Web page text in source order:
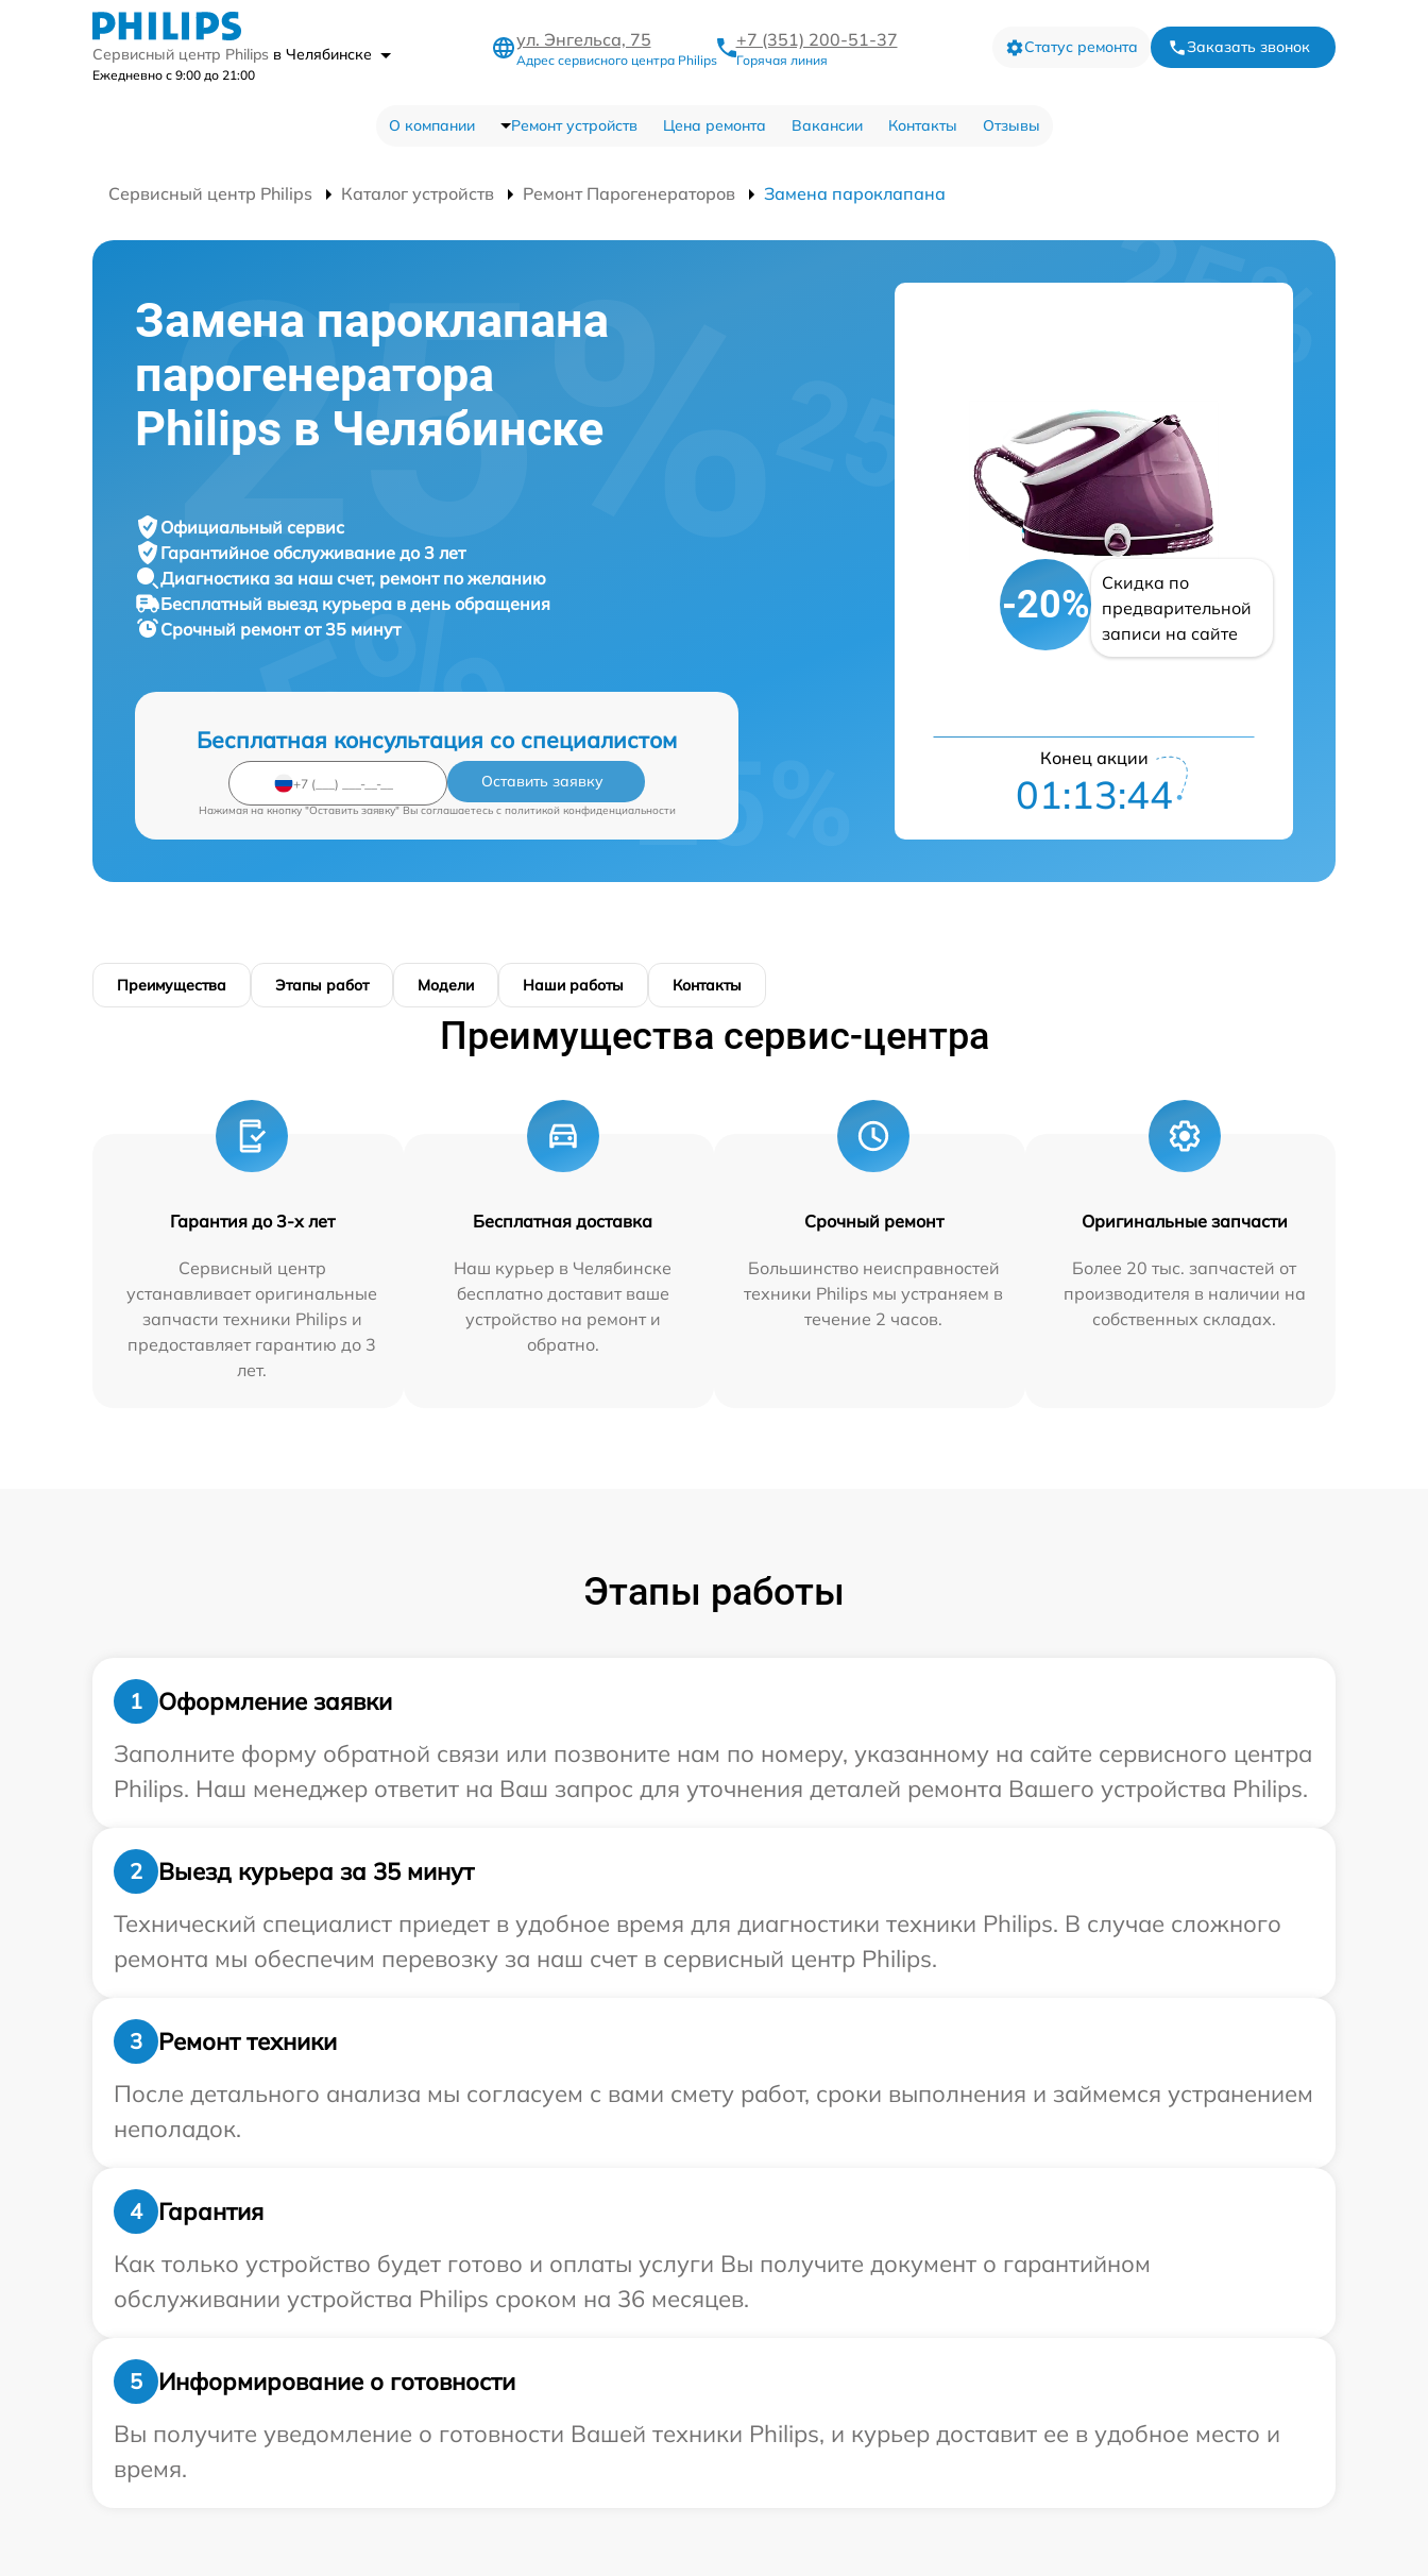
Сервисный центр Philips в Челябинске
Ежедневно с 9:00 до 21:00
ул. Энгельса, 75
Адрес сервисного центра Philips
+7 (351) 200-51-37
Горячая линия
Статус ремонта Заказать звонок
О компании Ремонт устройств Цена ремонта Вакансии Контакты Отзывы
Сервисный центр Philips Каталог устройств Ремонт Парогенераторов Замена пароклапана
Замена пароклапана
парогенератора
Philips в Челябинске
Официальный сервис
Гарантийное обслуживание до 3 лет
Диагностика за наш счет, ремонт по желанию
Бесплатный выезд курьера в день обращения
Срочный ремонтот 35 минут
Бесплатная консультация со специалистом
Оставить заявку
Нажимая на кнопку "Оставить заявку" Вы соглашаетесь c политикой конфиденциальности
-20%
Скидка по
предварительной
записи на сайте
Конец акции
01:13:43
Преимущества Этапы работ Модели Наши работы Контакты
Преимущества сервис-центра
Гарантия до 3-х лет
Сервисный центр
устанавливает оригинальные
запчасти техники Philips и
предоставляет гарантию до 3
лет.
Бесплатная доставка
Наш курьер в Челябинске
бесплатно доставит ваше
устройство на ремонт и
обратно.
Срочный ремонт
Большинство неисправностей
техники Philips мы устраняем в
течение 2 часов.
Оригинальные запчасти
Более 20 тыс. запчастей от
производителя в наличии на
собственных складах.
Этапы работы
1
Оформление заявки
Заполните форму обратной связи или позвоните нам по номеру, указанному на сайте сервисного центра
Philips. Наш менеджер ответит на Ваш запрос для уточнения деталей ремонта Вашего устройства Philips.
2
Выезд курьера за 35 минут
Технический специалист приедет в удобное время для диагностики техники Philips. В случае сложного
ремонта мы обеспечим перевозку за наш счет в сервисный центр Philips.
3
Ремонт техники
После детального анализа мы согласуем с вами смету работ, сроки выполнения и займемся устранением
неполадок.
4
Гарантия
Как только устройство будет готово и оплаты услуги Вы получите документ о гарантийном
обслуживании устройства Philips сроком на 36 месяцев.
5
Информирование о готовности
Вы получите уведомление о готовности Вашей техники Philips, и курьер доставит ее в удобное место и
время.